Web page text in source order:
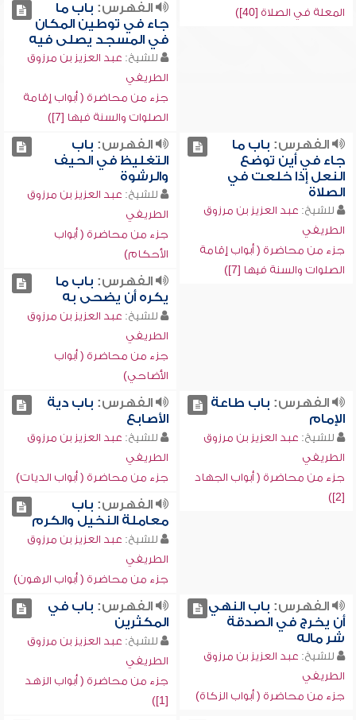
المعلة في الصلاة [40])
الفهرس: باب ما
جاء في توطين المكان
في المسجد يصلى فيه
للشيخ: عبد العزيز بن مرزوق
الطريفي
جزء من محاضرة ( أبواب إقامة
الصلوات والسنة فيها [7])
الفهرس: باب ما
جاء في أين توضع
النعل إذا خلعت في
الصلاة
للشيخ: عبد العزيز بن مرزوق
الطريفي
جزء من محاضرة ( أبواب إقامة
الصلوات والسنة فيها [7])
الفهرس: باب
التغليظ في الحيف
والرشوة
للشيخ: عبد العزيز بن مرزوق
الطريفي
جزء من محاضرة ( أبواب
الأحكام)
الفهرس: باب ما
يكره أن يضحى به
للشيخ: عبد العزيز بن مرزوق
الطريفي
جزء من محاضرة ( أبواب
الأضاحي)
الفهرس: باب طاعة
الإمام
للشيخ: عبد العزيز بن مرزوق
الطريفي
جزء من محاضرة ( أبواب الجهاد
[2])
الفهرس: باب دية
الأصابع
للشيخ: عبد العزيز بن مرزوق
الطريفي
جزء من محاضرة ( أبواب الديات)
الفهرس: باب
معاملة النخيل والكرم
للشيخ: عبد العزيز بن مرزوق
الطريفي
جزء من محاضرة ( أبواب الرهون)
الفهرس: باب النهي
أن يخرج في الصدقة
شر ماله
للشيخ: عبد العزيز بن مرزوق
الطريفي
جزء من محاضرة ( أبواب الزكاة)
الفهرس: باب في
المكثرين
للشيخ: عبد العزيز بن مرزوق
الطريفي
جزء من محاضرة ( أبواب الزهد
[1])